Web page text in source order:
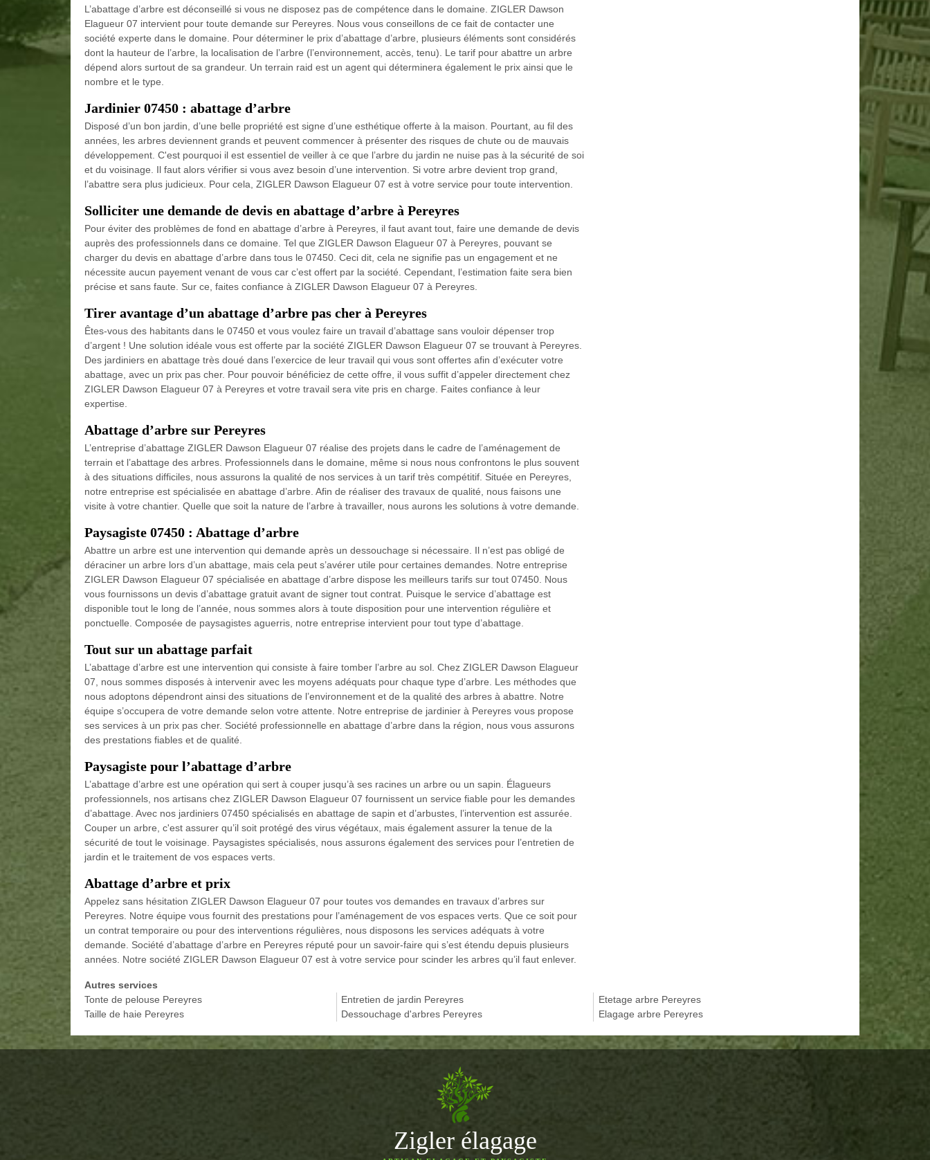
L’abattage d’arbre est déconseillé si vous ne disposez pas de compétence dans le domaine. ZIGLER Dawson
Elagueur 07 intervient pour toute demande sur Pereyres. Nous vous conseillons de ce fait de contacter une
société experte dans le domaine. Pour déterminer le prix d’abattage d’arbre, plusieurs éléments sont considérés
dont la hauteur de l’arbre, la localisation de l’arbre (l’environnement, accès, tenu). Le tarif pour abattre un arbre
dépend alors surtout de sa grandeur. Un terrain raid est un agent qui déterminera également le prix ainsi que le
nombre et le type.
Jardinier 07450 : abattage d’arbre
Disposé d’un bon jardin, d’une belle propriété est signe d’une esthétique offerte à la maison. Pourtant, au fil des
années, les arbres deviennent grands et peuvent commencer à présenter des risques de chute ou de mauvais
développement. C'est pourquoi il est essentiel de veiller à ce que l’arbre du jardin ne nuise pas à la sécurité de soi
et du voisinage. Il faut alors vérifier si vous avez besoin d’une intervention. Si votre arbre devient trop grand,
l’abattre sera plus judicieux. Pour cela, ZIGLER Dawson Elagueur 07 est à votre service pour toute intervention.
Solliciter une demande de devis en abattage d’arbre à Pereyres
Pour éviter des problèmes de fond en abattage d’arbre à Pereyres, il faut avant tout, faire une demande de devis
auprès des professionnels dans ce domaine. Tel que ZIGLER Dawson Elagueur 07 à Pereyres, pouvant se
charger du devis en abattage d’arbre dans tous le 07450. Ceci dit, cela ne signifie pas un engagement et ne
nécessite aucun payement venant de vous car c’est offert par la société. Cependant, l’estimation faite sera bien
précise et sans faute. Sur ce, faites confiance à ZIGLER Dawson Elagueur 07 à Pereyres.
Tirer avantage d’un abattage d’arbre pas cher à Pereyres
Êtes-vous des habitants dans le 07450 et vous voulez faire un travail d’abattage sans vouloir dépenser trop
d’argent ! Une solution idéale vous est offerte par la société ZIGLER Dawson Elagueur 07 se trouvant à Pereyres.
Des jardiniers en abattage très doué dans l’exercice de leur travail qui vous sont offertes afin d’exécuter votre
abattage, avec un prix pas cher. Pour pouvoir bénéficiez de cette offre, il vous suffit d’appeler directement chez
ZIGLER Dawson Elagueur 07 à Pereyres et votre travail sera vite pris en charge. Faites confiance à leur
expertise.
Abattage d’arbre sur Pereyres
L’entreprise d’abattage ZIGLER Dawson Elagueur 07 réalise des projets dans le cadre de l’aménagement de
terrain et l’abattage des arbres. Professionnels dans le domaine, même si nous nous confrontons le plus souvent
à des situations difficiles, nous assurons la qualité de nos services à un tarif très compétitif. Située en Pereyres,
notre entreprise est spécialisée en abattage d’arbre. Afin de réaliser des travaux de qualité, nous faisons une
visite à votre chantier. Quelle que soit la nature de l’arbre à travailler, nous aurons les solutions à votre demande.
Paysagiste 07450 : Abattage d’arbre
Abattre un arbre est une intervention qui demande après un dessouchage si nécessaire. Il n’est pas obligé de
déraciner un arbre lors d’un abattage, mais cela peut s’avérer utile pour certaines demandes. Notre entreprise
ZIGLER Dawson Elagueur 07 spécialisée en abattage d’arbre dispose les meilleurs tarifs sur tout 07450. Nous
vous fournissons un devis d’abattage gratuit avant de signer tout contrat. Puisque le service d’abattage est
disponible tout le long de l’année, nous sommes alors à toute disposition pour une intervention régulière et
ponctuelle. Composée de paysagistes aguerris, notre entreprise intervient pour tout type d’abattage.
Tout sur un abattage parfait
L’abattage d’arbre est une intervention qui consiste à faire tomber l’arbre au sol. Chez ZIGLER Dawson Elagueur
07, nous sommes disposés à intervenir avec les moyens adéquats pour chaque type d’arbre. Les méthodes que
nous adoptons dépendront ainsi des situations de l’environnement et de la qualité des arbres à abattre. Notre
équipe s’occupera de votre demande selon votre attente. Notre entreprise de jardinier à Pereyres vous propose
ses services à un prix pas cher. Société professionnelle en abattage d’arbre dans la région, nous vous assurons
des prestations fiables et de qualité.
Paysagiste pour l’abattage d’arbre
L’abattage d’arbre est une opération qui sert à couper jusqu’à ses racines un arbre ou un sapin. Élagueurs
professionnels, nos artisans chez ZIGLER Dawson Elagueur 07 fournissent un service fiable pour les demandes
d’abattage. Avec nos jardiniers 07450 spécialisés en abattage de sapin et d’arbustes, l’intervention est assurée.
Couper un arbre, c'est assurer qu’il soit protégé des virus végétaux, mais également assurer la tenue de la
sécurité de tout le voisinage. Paysagistes spécialisés, nous assurons également des services pour l’entretien de
jardin et le traitement de vos espaces verts.
Abattage d’arbre et prix
Appelez sans hésitation ZIGLER Dawson Elagueur 07 pour toutes vos demandes en travaux d’arbres sur
Pereyres. Notre équipe vous fournit des prestations pour l’aménagement de vos espaces verts. Que ce soit pour
un contrat temporaire ou pour des interventions régulières, nous disposons les services adéquats à votre
demande. Société d’abattage d’arbre en Pereyres réputé pour un savoir-faire qui s’est étendu depuis plusieurs
années. Notre société ZIGLER Dawson Elagueur 07 est à votre service pour scinder les arbres qu’il faut enlever.
Autres services
Tonte de pelouse Pereyres
Taille de haie Pereyres
Entretien de jardin Pereyres
Dessouchage d'arbres Pereyres
Etetage arbre Pereyres
Elagage arbre Pereyres
Zigler élagage